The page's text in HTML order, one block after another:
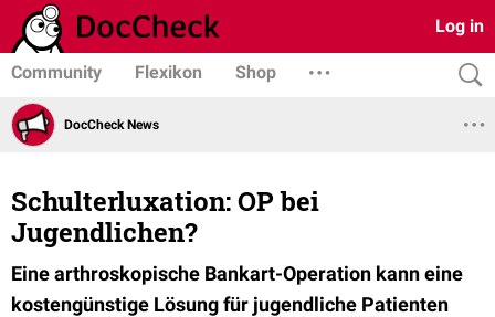
Log in
Community Flexikon Shop
DocCheck News
Schulterluxation: OP bei
Jugendlichen?
Eine arthroskopische Bankart-Operation kann eine
kostengünstige Lösung für jugendliche Patienten